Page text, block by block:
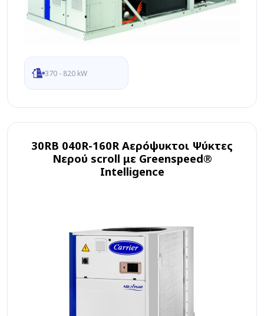
370 - 820 kW
30RB 040R-160R Αερόψυκτοι Ψύκτες
Νερού scroll με Greenspeed®
Intelligence